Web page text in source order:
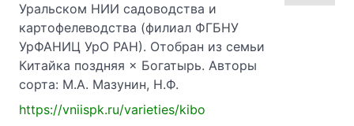
Уральском НИИ садоводства и
картофелеводства (филиал ФГБНУ
УрФАНИЦ УрО РАН). Отобран из семьи
Китайка поздняя × Богатырь. Авторы
сорта: М.А. Мазунин, Н.Ф.
https://vniispk.ru/varieties/kibo